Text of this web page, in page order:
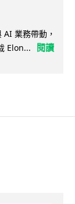
業務帶動，
Elon...
閱讀